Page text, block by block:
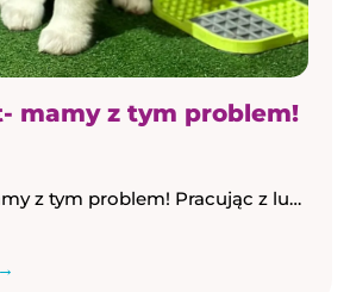
mamy z tym problem!
Patriarchat- mamy z tym problem! Pracując z ludzmi jako socjoterapeutka, a teraz behawiorystka, z przykrością stwierdzam, że patriarchat nadal utrudnia naszą pracę, utrudnia wchodzenie ludziom ...